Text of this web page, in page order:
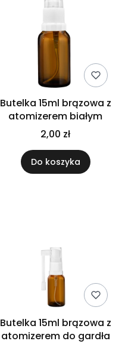
Butelka 15ml brązowa z
atomizerem białym
2,00 zł
Do koszyka
Butelka 15ml brązowa z
atomizerem do gardła